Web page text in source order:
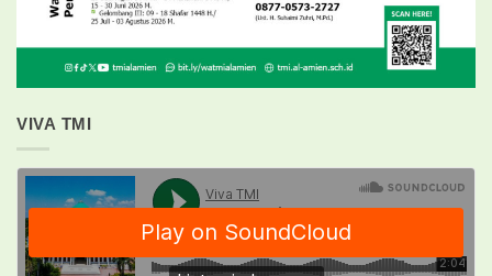
VIVA TMI